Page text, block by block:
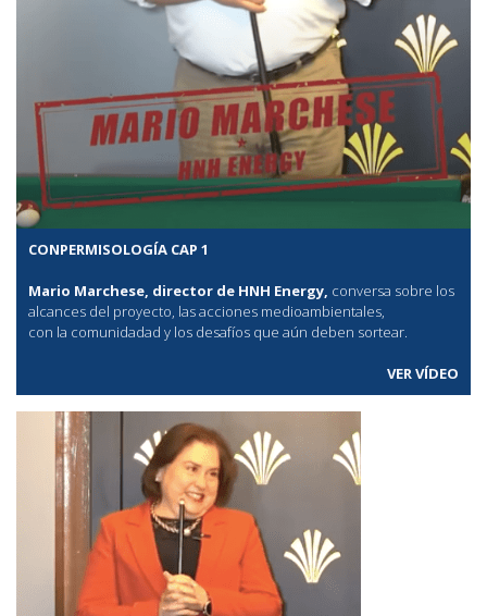
CONPERMISOLOGÍA CAP 1
Mario Marchese, director de HNH Energy, conversa sobre los
alcances del proyecto, las acciones medioambientales,
con la comunidadad y los desafíos que aún deben sortear.
VER VÍDEO